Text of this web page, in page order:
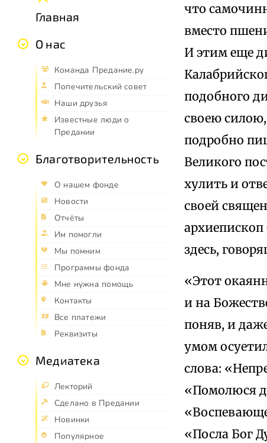
Главная
О нас
Команда Предание.ру
Попечительский совет
Наши друзья
Известные люди о
Предании
Благотворительность
О нашем фонде
Новости
Отчёты
Им помогли
Мы помним
Программы фонда
Мне нужна помощь
Контакты
Все платежи
Реквизиты
Медиатека
Лекторий
Сделано в Предании
Новинки
Популярное
что
вместо
И этим еще
подобного
своею
подробно
Великого
хулить и
своей
здесь,
«Этот
и на
поняв, и
умом
слова:
«Помолюся
«Посла Бог